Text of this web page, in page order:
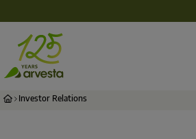
Investor Relations